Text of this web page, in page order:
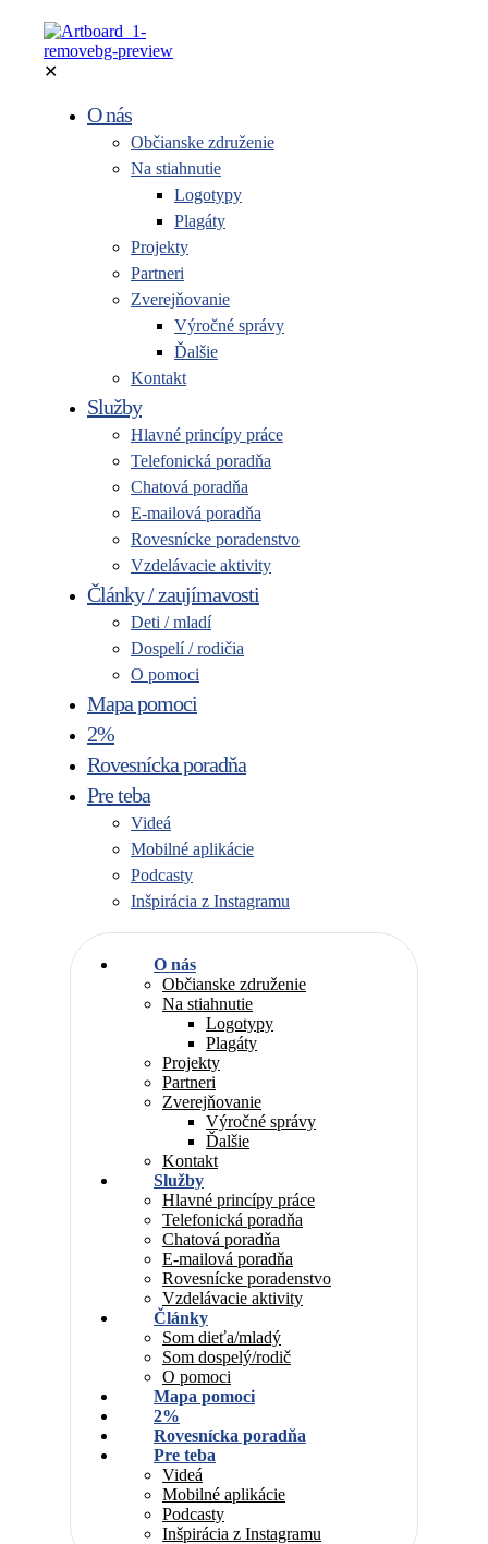
✕
O nás
Občianske združenie
Na stiahnutie
Logotypy
Plagáty
Projekty
Partneri
Zverejňovanie
Výročné správy
Ďalšie
Kontakt
Služby
Hlavné princípy práce
Telefonická poradňa
Chatová poradňa
E-mailová poradňa
Rovesnícke poradenstvo
Vzdelávacie aktivity
Články / zaujímavosti
Deti / mladí
Dospelí / rodičia
O pomoci
Mapa pomoci
2%
Rovesnícka poradňa
Pre teba
Videá
Mobilné aplikácie
Podcasty
Inšpirácia z Instagramu
O nás
Občianske združenie
Na stiahnutie
Logotypy
Plagáty
Projekty
Partneri
Zverejňovanie
Výročné správy
Ďalšie
Kontakt
Služby
Hlavné princípy práce
Telefonická poradňa
Chatová poradňa
E-mailová poradňa
Rovesnícke poradenstvo
Vzdelávacie aktivity
Články
Som dieťa/mladý
Som dospelý/rodič
O pomoci
Mapa pomoci
2%
Rovesnícka poradňa
Pre teba
Videá
Mobilné aplikácie
Podcasty
Inšpirácia z Instagramu